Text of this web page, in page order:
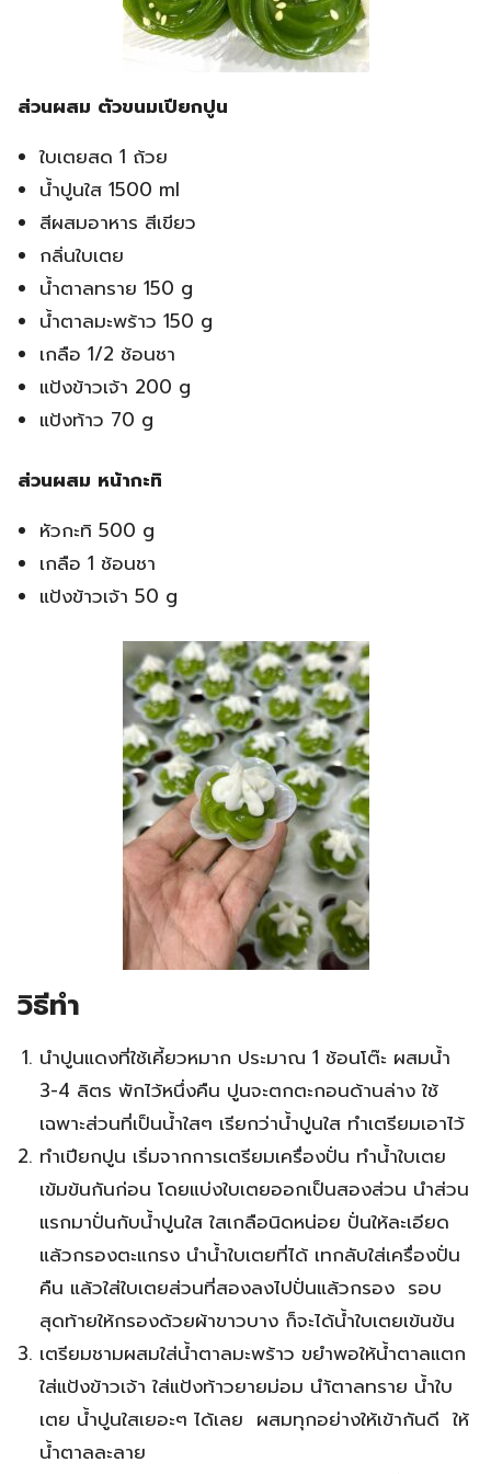
ส่วนผสม ตัวขนมเปียกปูน
ใบเตยสด 1 ถ้วย
น้ำปูนใส 1500 ml
สีผสมอาหาร สีเขียว
กลิ่นใบเตย
น้ำตาลทราย 150 g
น้ำตาลมะพร้าว 150 g
เกลือ 1/2 ช้อนชา
แป้งข้าวเจ้า 200 g
แป้งท้าว 70 g
ส่วนผสม หน้ากะทิ
หัวกะทิ 500 g
เกลือ 1 ช้อนชา
แป้งข้าวเจ้า 50 g
วิธีทำ
นำปูนแดงที่ใช้เคี้ยวหมาก ประมาณ 1 ช้อนโต๊ะ ผสมน้ำ
3-4 ลิตร พักไว้หนึ่งคืน ปูนจะตกตะกอนด้านล่าง ใช้
เฉพาะส่วนที่เป็นน้ำใสๆ เรียกว่าน้ำปูนใส ทำเตรียมเอาไว้
ทำเปียกปูน เริ่มจากการเตรียมเครื่องปั่น ทำน้ำใบเตย
เข้มข้นกันก่อน โดยแบ่งใบเตยออกเป็นสองส่วน นำส่วน
แรกมาปั่นกับน้ำปูนใส ใสเกลือนิดหน่อย ปั่นให้ละเอียด
แล้วกรองตะแกรง นำน้ำใบเตยที่ได้ เทกลับใส่เครื่องปั่น
คืน แล้วใส่ใบเตยส่วนที่สองลงไปปั่นแล้วกรอง รอบ
สุดท้ายให้กรองด้วยผ้าขาวบาง ก็จะได้น้ำใบเตยเข้นข้น
เตรียมชามผสมใส่น้ำตาลมะพร้าว ขยำพอให้น้ำตาลแตก
ใส่แป้งข้าวเจ้า ใส่แป้งท้าวยายม่อม นำ้ตาลทราย น้ำใบ
เตย น้ำปูนใสเยอะๆ ได้เลย ผสมทุกอย่างให้เข้ากันดี ให้
น้ำตาลละลาย